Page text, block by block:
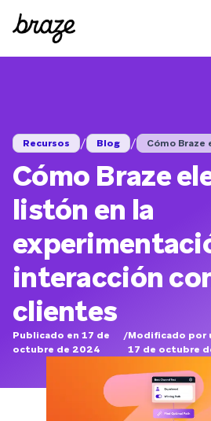
Recursos / Blog / Cómo Braze
Cómo Braze
listón en la
interacción
clientes
Publicado en 17 de
octubre de 2024
/Modificado por
17 de octubre